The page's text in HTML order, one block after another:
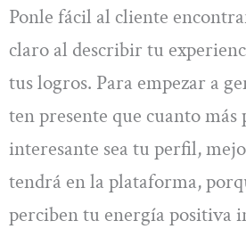
Ponle fácil al cliente
claro al describir tu
tus logros. Para empezar a
ten presente que cuanto más
interesante sea tu perfil,
tendrá en la plataforma,
perciben tu energía positiva